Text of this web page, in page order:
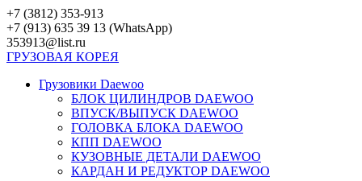
Перейти
к
контенту
+7 (3812) 353-913
+7 (913) 635 39 13 (WhatsApp)
353913@list.ru
ГРУЗОВАЯ КОРЕЯ
Грузовики Daewoo
БЛОК ЦИЛИНДРОВ DAEWOO
ВПУСК/ВЫПУСК DAEWOO
ГОЛОВКА БЛОКА DAEWOO
КПП DAEWOO
КУЗОВНЫЕ ДЕТАЛИ DAEWOO
КАРДАН И РЕДУКТОР DAEWOO